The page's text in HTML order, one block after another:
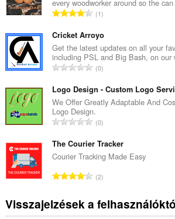
e
s
r
t
é
k
e
l
é
s
z
á
a
every woodworker around so the
Ö
s
z
e
s
r
t
é
k
e
l
s
z
á
1
Cricket Arroyo
Get the latest updates on all your
including PSL and Big Bash, on
Ö
s
z
e
s
r
t
é
k
l
0
Logo Design - Custom Logo
We Offer Greatly Adaptable And
Logo Design.
Ö
s
z
s
r
t
0
The Courier Tracker
Courier Tracking Made Easy
Ö
z
2
Visszajelzések a